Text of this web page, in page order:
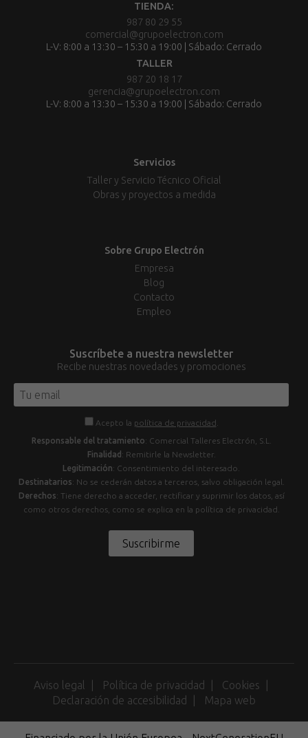
TIENDA:
987 80 29 55
comercial@grupoelectron.com
L-V: 8:00 a 13:30 – 15:30 a 19:00 | Sábado: Cerrado
TALLER
987 20 18 17
gerencia@grupoelectron.com
L-V: 8:00 a 13:30 – 15:30 a 19:00 | Sábado: Cerrado
Servicios
Taller y Servicio Técnico Oficial
Obras y proyectos a medida
Sobre Grupo Electrón
Empresa
Blog
Contacto
Empleo
Suscríbete a nuestra newsletter
Recibe nuestras novedades y promociones
Acepto la política de privacidad
Responsable del tratamiento: Comercial Talleres Electrón, S.L.
Finalidad : Remitirle la Newsletter.
Legitimación: Consentimiento del interesado.
Destinatarios: No se cederán datos a terceros, salvo obligación legal.
Derechos: Tiene derecho a acceder, rectificar y suprimir los datos, así
como otros derechos, como se explica en la política de privacidad.
Suscribirme
Aviso legal Política de privacidad
Cookies
Declaración de accesibilidad
Mapa web